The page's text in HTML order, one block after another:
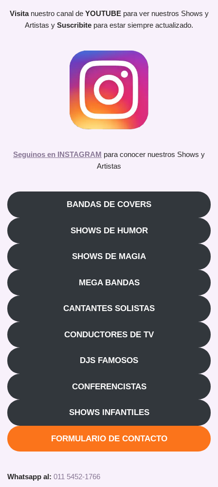
Visita nuestro canal de YOUTUBEpara ver nuestros Shows y
Artistas y Suscribite para estar siempre actualizado.
Seguinos en INSTAGRAM para conocer nuestros Shows y
Artistas
BANDAS DE COVERS
SHOWS DE HUMOR
SHOWS DE MAGIA
MEGA BANDAS
CANTANTES SOLISTAS
CONDUCTORES DE TV
DJS FAMOSOS
CONFERENCISTAS
SHOWS INFANTILES
FORMULARIO DE CONTACTO
Whatsapp al: 011 5452-1766